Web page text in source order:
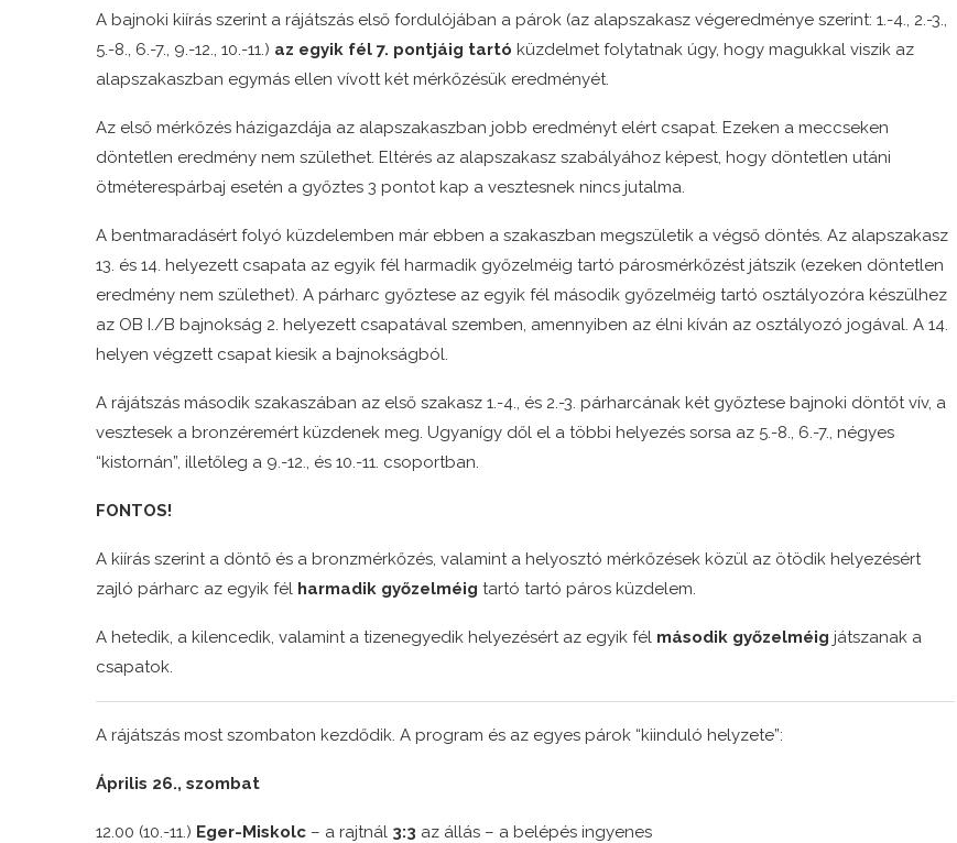
A bajnoki kiírás szerint a rájátszás első fordulójában a párok (az alapszakasz végeredménye szerint: 1.-4., 2.-3.,
5.-8., 6.-7., 9.-12., 10.-11.) az egyik fél 7. pontjáig tartó küzdelmet folytatnak úgy, hogy magukkal viszik az
alapszakaszban egymás ellen vívott két mérkőzésük eredményét.
Az első mérkőzés házigazdája az alapszakaszban jobb eredményt elért csapat. Ezeken a meccseken
döntetlen eredmény nem születhet. Eltérés az alapszakasz szabályához képest, hogy döntetlen utáni
ötméterespárbaj esetén a győztes 3 pontot kap a vesztesnek nincs jutalma.
A bentmaradásért folyó küzdelemben már ebben a szakaszban megszületik a végső döntés. Az alapszakasz
13. és 14. helyezett csapata az egyik fél harmadik győzelméig tartó párosmérkőzést játszik (ezeken döntetlen
eredmény nem születhet). A párharc győztese az egyik fél második győzelméig tartó osztályozóra készülhez
az OB I./B bajnokság 2. helyezett csapatával szemben, amennyiben az élni kíván az osztályozó jogával. A 14.
helyen végzett csapat kiesik a bajnokságból.
A rájátszás második szakaszában az első szakasz 1.-4., és 2.-3. párharcának két győztese bajnoki döntőt vív, a
vesztesek a bronzéremért küzdenek meg. Ugyanígy dől el a többi helyezés sorsa az 5.-8., 6.-7., négyes
“kistornán”, illetőleg a 9.-12., és 10.-11. csoportban.
FONTOS!
A kiírás szerint a döntő és a bronzmérkőzés, valamint a helyosztó mérkőzések közül az ötödik helyezésért
zajló párharc az egyik fél harmadik győzelméig tartó tartó páros küzdelem.
A hetedik, a kilencedik, valamint a tizenegyedik helyezésért az egyik fél második győzelméig játszanak a
csapatok.
A rájátszás most szombaton kezdődik. A program és az egyes párok “kiinduló helyzete”:
Április 26., szombat
12.00 (10.-11.) Eger-Miskolc – a rajtnál 3:3 az állás – a belépés ingyenes